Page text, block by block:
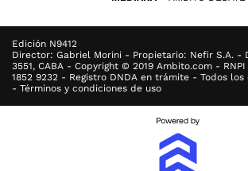
Edición N9412
Director: Gabriel Morini - Propietario: Nefir S.A. -
3551, CABA - Copyright © 2019 Ambito.com -
1852 9232 - Registro DNDA en trámite - Todos
- Términos y condiciones de uso